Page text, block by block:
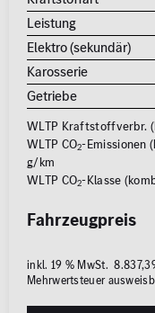
Leistung
Elektro (sekundär)
Karosserie
Getriebe
WLTP Kraftstoffverbr.
WLTP CO2-Emissionen
g/km
WLTP CO2-Klasse
Fahrzeugpreis
inkl. 19 % MwSt.
Mehrwertsteuer